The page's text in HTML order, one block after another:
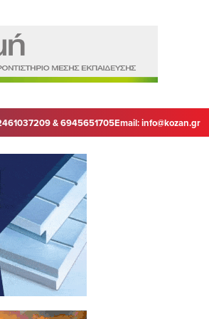
& 6945651705Email:info@kozan.gr